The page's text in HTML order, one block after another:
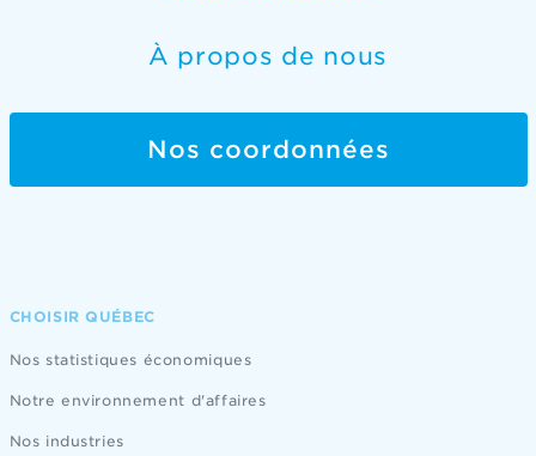
À propos de nous
Nos coordonnées
CHOISIR QUÉBEC
Nos statistiques économiques
Notre environnement d'affaires
Nos industries